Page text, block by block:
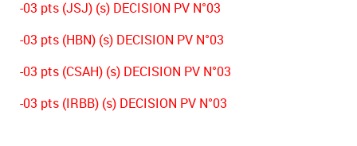
-03 pts (JSJ) (s) DECISION PV N°03
-03 pts (HBN) (s) DECISION PV N°03
-03 pts (CSAH) (s) DECISION PV N°03
-03 pts (IRBB) (s) DECISION PV N°03